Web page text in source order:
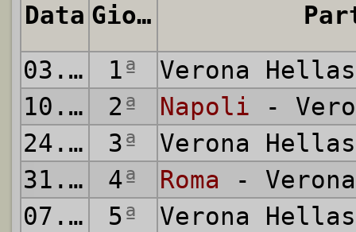
Data Giornata
03.10.1976
1ª
Verona
10.10.1976
2ª Napoli -
24.10.1976
3ª
Verona
31.10.1976
4ª Roma -
07.11.1976
5ª
Verona